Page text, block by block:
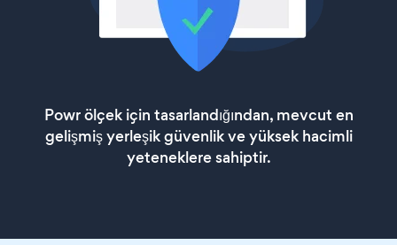
Powr ölçek için tasarlandığından, mevcut en
gelişmiş yerleşik güvenlik ve yüksek hacimli
yeteneklere sahiptir.